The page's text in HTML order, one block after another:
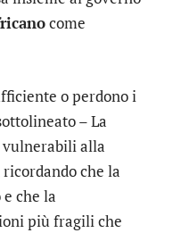
come
o perdono i
– La
alla
che la
che la
più fragili che